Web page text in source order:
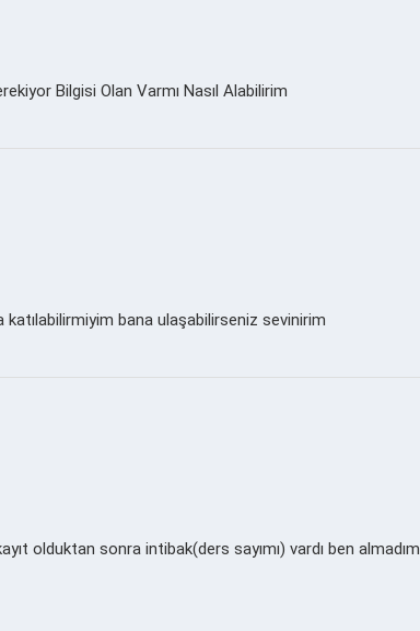
Bilgisi Olan Varmı Nasıl Alabilirim
katılabilirmiyim bana ulaşabilirseniz sevinirim
olduktan sonra intibak(ders sayımı) vardı ben almadım